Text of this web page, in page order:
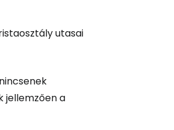
utasai
jellemzően a